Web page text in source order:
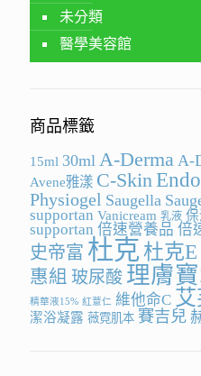
未分類
醫學美容館
商品標籤
15ml 30ml A-Derma A-
Avene雅漾 C-Skin
Physiogel Saugella
supportan Vanicream 乳液
supportan 倍速營養品 倍
史帝富 杜克 杜克E
惠組 玻尿酸 理膚
精華液15% 紅薏仁 維他命C
潔浴凝露 薇霓肌本 賽吉兒